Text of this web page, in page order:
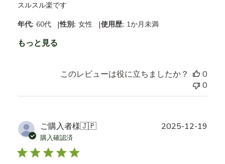
スルスル楽です
年代: 60代 |性別: 女性 |使用歴: 1か月未満
もっと見る
このレビューは役に立ちましたか？
0
0
ご購入者様🇯🇵
購入確認済
2025-12-19